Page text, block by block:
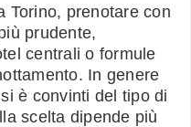
Torino, prenotare con
prudente,
centrali o formule
In genere
è convinti del tipo di
scelta dipende più